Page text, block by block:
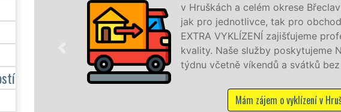
a celém okrese Břeclav zajišťujeme služby vyklízení, a to
tak pro obchodní společnosti. Pod značkou sítě
VYKLÍZENÍ zajišťujeme profesionální a kvalitní servis se zárukou
Naše služby poskytujeme NON-STOP 24 hodin denně, 7 dní v
víkendů a svátků bez příplatků.